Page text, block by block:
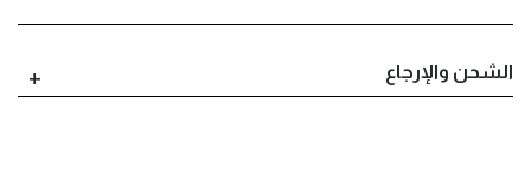
الشحن والإرجاع